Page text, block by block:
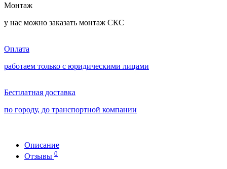
Монтаж
у нас можно заказать монтаж СКС
Оплата
работаем только с юридическими лицами
Бесплатная доставка
по городу, до транспортной компании
Описание
Отзывы 0